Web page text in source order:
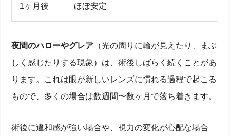
1ヶ月後 ほぼ安定
夜間のハローやグレア （光の周りに輪が見えたり、まぶ
しく感じたりする現象）は、術後しばらく続くことがあ
ります。これは眼が新しいレンズに慣れる過程で起こる
もので、多くの場合は数週間〜数ヶ月で落ち着きます。
術後に違和感が強い場合や、視力の変化が心配な場合